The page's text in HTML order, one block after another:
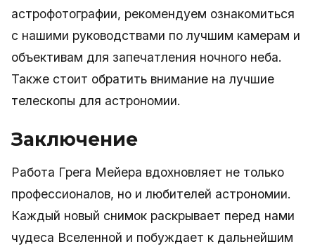
астрофотографии, рекомендуем ознакомиться
с нашими руководствами по лучшим камерам и
объективам для запечатления ночного неба.
Также стоит обратить внимание на лучшие
телескопы для астрономии.
Заключение
Работа Грега Мейера вдохновляет не только
профессионалов, но и любителей астрономии.
Каждый новый снимок раскрывает перед нами
чудеса Вселенной и побуждает к дальнейшим